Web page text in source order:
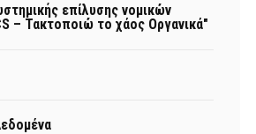
επίλυσης νομικών
– Τακτοποιώ το χάος Οργανικά"